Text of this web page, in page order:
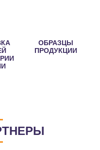
ОБРАЗЦЫ
ПРОДУКЦИИ